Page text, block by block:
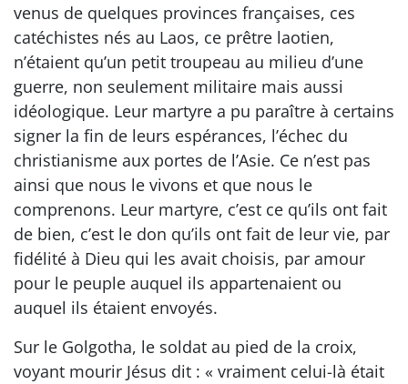
venus de quelques provinces françaises, ces
catéchistes nés au Laos, ce prêtre laotien,
n’étaient qu’un petit troupeau au milieu d’une
guerre, non seulement militaire mais aussi
idéologique. Leur martyre a pu paraître à certains
signer la fin de leurs espérances, l’échec du
christianisme aux portes de l’Asie. Ce n’est pas
ainsi que nous le vivons et que nous le
comprenons. Leur martyre, c’est ce qu’ils ont fait
de bien, c’est le don qu’ils ont fait de leur vie, par
fidélité à Dieu qui les avait choisis, par amour
pour le peuple auquel ils appartenaient ou
auquel ils étaient envoyés.
Sur le Golgotha, le soldat au pied de la croix,
voyant mourir Jésus dit : « vraiment celui-là était